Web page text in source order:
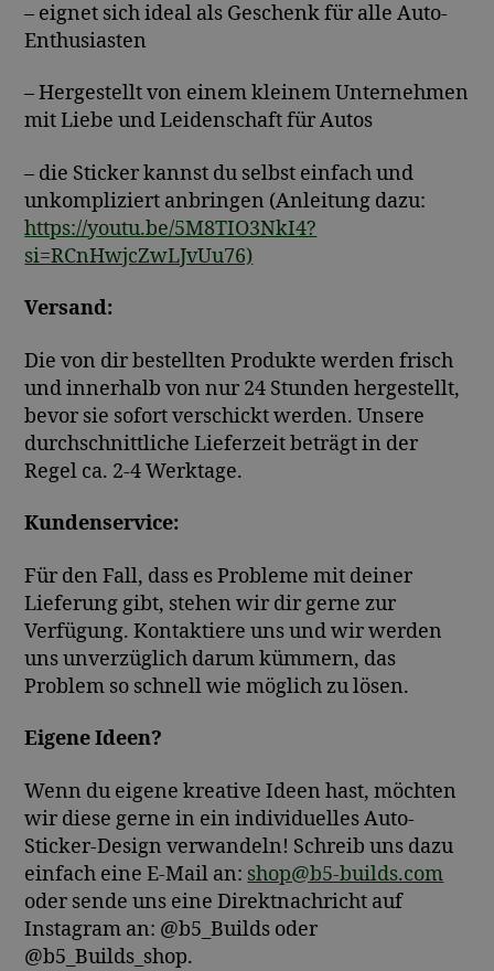
– eignet sich ideal als Geschenk für alle Auto-
Enthusiasten
– Hergestellt von einem kleinem Unternehmen
mit Liebe und Leidenschaft für Autos
– die Sticker kannst du selbst einfach und
unkompliziert anbringen (Anleitung dazu:
https://youtu.be/5M8TIO3NkI4?
si=RCnHwjcZwLJvUu76)
Versand:
Die von dir bestellten Produkte werden frisch
und innerhalb von nur 24 Stunden hergestellt,
bevor sie sofort verschickt werden. Unsere
durchschnittliche Lieferzeit beträgt in der
Regel ca. 2-4 Werktage.
Kundenservice:
Für den Fall, dass es Probleme mit deiner
Lieferung gibt, stehen wir dir gerne zur
Verfügung. Kontaktiere uns und wir werden
uns unverzüglich darum kümmern, das
Problem so schnell wie möglich zu lösen.
Eigene Ideen?
Wenn du eigene kreative Ideen hast, möchten
wir diese gerne in ein individuelles Auto-
Sticker-Design verwandeln! Schreib uns dazu
einfach eine E-Mail an: shop@b5-builds.com
oder sende uns eine Direktnachricht auf
Instagram an: @b5_Builds oder
@b5_Builds_shop.